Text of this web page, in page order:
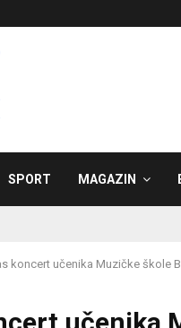
SPORT MAGAZIN
koncert učenika Muzičke škole